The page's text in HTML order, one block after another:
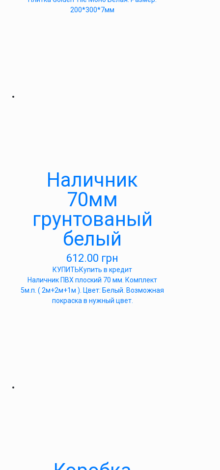
200*300*7мм
Наличник
70мм
грунтованый
белый
612.00 грн
КУПИТЬКупить в кредит
Наличник ПВХ плоский 70 мм. Комплект
5м.п. ( 2м+2м+1м ). Цвет: Белый. Возможная
покраска в нужный цвет.